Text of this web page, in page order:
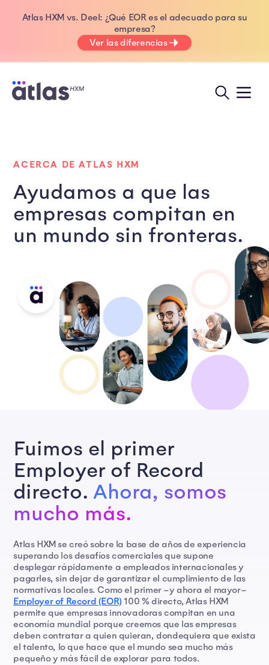
Atlas HXM vs. Deel: ¿Qué EOR es el adecuado para su
empresa?
Ver las diferencias
ACERCA DE ATLAS HXM
Ayudamos a que las
empresas compitan en
un mundo sin fronteras.
Fuimos el primer
Employer of Record
directo.Ahora, somos
mucho más.
Atlas HXM se creó sobre la base de años de experiencia
superando los desafíos comerciales que supone
desplegar rápidamente a empleados internacionales y
pagarles, sin dejar de garantizar el cumplimiento de las
normativas locales. Como el primer –y ahora el mayor–
Employer of Record (EOR)100 % directo, Atlas HXM
permite que empresas innovadoras compitan en una
economía mundial porque creemos que las empresas
deben contratar a quien quieran, dondequiera que exista
el talento, lo que hace que el mundo sea mucho más
pequeño y más fácil de explorar para todos.